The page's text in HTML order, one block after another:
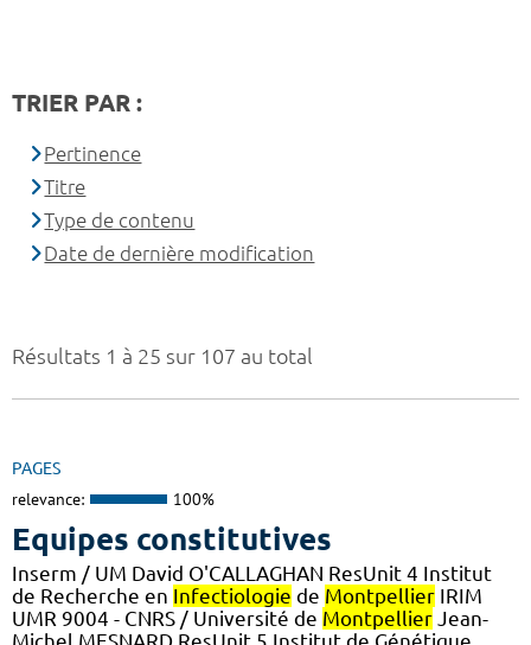
Résultats 1 à 25 sur 107 au total
PAGES
relevance: 100%
Equipes constitutives
Inserm / UM David O'CALLAGHAN ResUnit 4 Institut
de Recherche en Infectiologie de Montpellier IRIM
UMR 9004 - CNRS / Université de Montpellier Jean-
TRIER PAR :
Pertinence
Titre
Type de contenu
Date de dernière modification